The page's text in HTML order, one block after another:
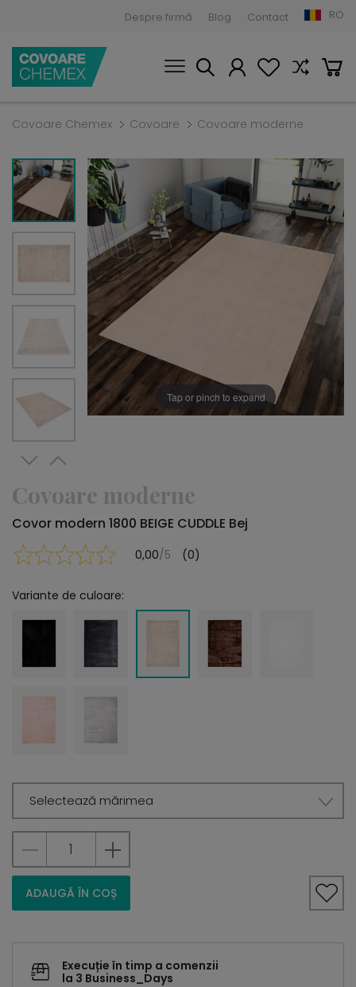
Despre firmă Blog Contact RO
Covoare Chemex Covoare Covoare moderne
Tap or pinch to expand
Covoare moderne
Covor modern 1800 BEIGE CUDDLE Bej
0,00/5 (0)
Variante de culoare:
Selectează mărimea
ADAUGĂ ÎN COȘ
Execuție în timp a comenzii
la 3 Business_Days